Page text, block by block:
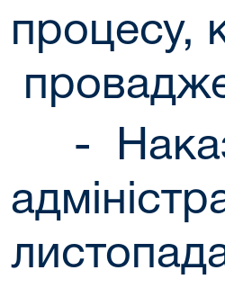
процесу,
-